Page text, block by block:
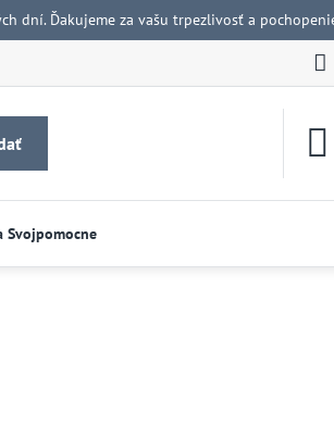
dní. Ďakujeme za vašu trpezlivosť a
Svojpomocne